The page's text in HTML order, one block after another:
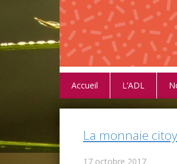
Accueil L’ADL
La monnaie
17 octobre 2017